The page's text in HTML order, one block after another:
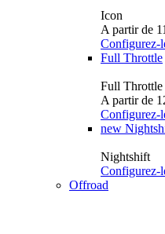
Icon
A partir de
Configurez-
Full Throttle
Full Throttle
A partir de
Configurez-
new
Nightshift
Configurez-
Offroad